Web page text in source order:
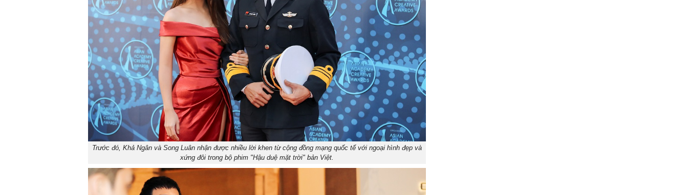
Trước đó, Khả Ngân và Song Luân nhận được nhiều lời khen từ cộng đồng mạng quốc tế với ngoại hình đẹp và
xứng đôi trong bộ phim "Hậu duệ mặt trời" bản Việt.